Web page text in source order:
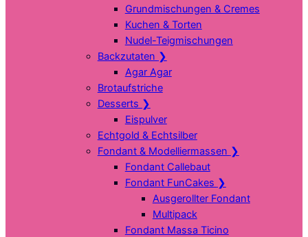
Grundmischungen & Cremes
Kuchen & Torten
Nudel-Teigmischungen
Backzutaten ❯
Agar Agar
Brotaufstriche
Desserts ❯
Eispulver
Echtgold & Echtsilber
Fondant & Modelliermassen ❯
Fondant Callebaut
Fondant FunCakes ❯
Ausgerollter Fondant
Multipack
Fondant Massa Ticino